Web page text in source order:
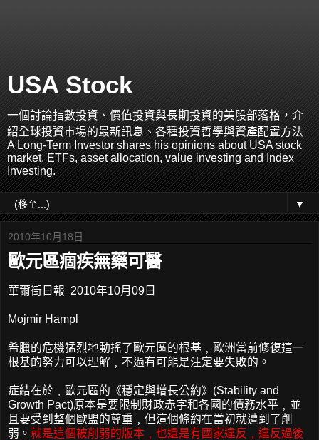
USA Stock
一個討論指數投資、價值投資與長期投資的美股部落格，介
紹全球投資市場的最新訊息、各種投資哲學與資產配置方法
A Long-Term Investor shares his opinions about USA stock
market, ETFs, asset allocation, value investing and Index
Investing.
▼
2010年10月18日
歐元區痼疾無藥可醫
華爾街日報 2010年10月09日
Mojmir Hampl
希臘的危機猛烈地動搖了歐元區的根基﹐歐洲當前修復這一
根基的努力可以理解﹐不過有可能是注定要失敗的。
症結在於﹐歐元區的《穩定與增長公約》(Stability and
Growth Pact)原本是要限制財政赤字和各國的債務水平﹐並
且要受到整個歐盟的尊重﹐但這個條約在當初就遭到了削
弱。 就是這個被削弱的版本﹐也還是有國家違反﹐違反過後